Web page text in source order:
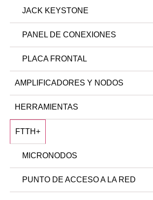
JACK KEYSTONE
PANEL DE CONEXIONES
PLACA FRONTAL
AMPLIFICADORES Y NODOS
HERRAMIENTAS
FTTH+
MICRONODOS
PUNTO DE ACCESO A LA RED